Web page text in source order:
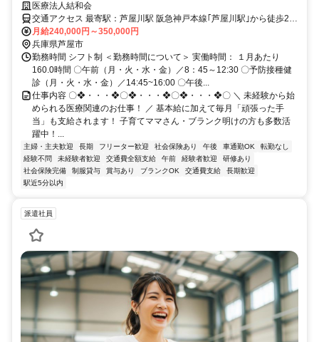
OK♪駅チカ＆アットホームなクリニック ⭐毎月「がんばった手当」支給
⭐昇給・賞与あり
医療法人結和会
交通アクセス 最寄駅：芦屋川駅 阪急神戸本線｢芦屋川駅｣から徒歩2分
【勤務地】 兵庫県芦屋市月若町8-2-2 アマーレ芦屋川1F ひよこキッ
ズクリニック
月給240,000円～350,000円
兵庫県芦屋市
勤務時間 シフト制 ＜勤務時間について＞ 実働時間： １月あたり
160.0時間 〇午前（月・火・水・金）／8：45～12:30 〇予防接種健
診（月・火・水・金）／14:45~16:00 〇午後...
仕事内容 〇❖・・・❖〇❖・・・❖〇❖・・・❖〇 ＼ 未経験から始
められる医療関連のお仕事！ ／ 基本給に加えて毎月「頑張った手
当」も支給されます！ 子育てママさん・ブランク明けの方も多数活
躍中！...
主婦・主夫歓迎 長期 フリーター歓迎 社会保険あり 午後 車通勤OK
転勤なし
経験不問
未経験者歓迎 交通費全額支給 午前 経験者歓迎
研修あり
社会保険完備
制服貸与 賞与あり ブランクOK 交通費支給
長期歓迎
駅近5分以内
派遣社員